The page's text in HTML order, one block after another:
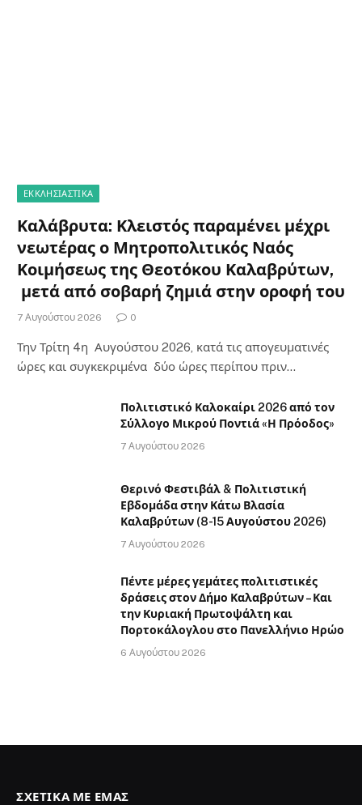
ΕΚΚΛΗΣΙΑΣΤΙΚΑ
Καλάβρυτα: Κλειστός παραμένει μέχρι
νεωτέρας ο Μητροπολιτικός Ναός
Κοιμήσεως της Θεοτόκου Καλαβρύτων,
μετά από σοβαρή ζημιά στην οροφή του
7 Αυγούστου 2026 0
Την Τρίτη 4η Αυγούστου 2026, κατά τις απογευματινές
ώρες και συγκεκριμένα δύο ώρες περίπου πριν…
Πολιτιστικό Καλοκαίρι 2026 από τον
Σύλλογο Μικρού Ποντιά «Η Πρόοδος»
7 Αυγούστου 2026
Θερινό Φεστιβάλ & Πολιτιστική
Εβδομάδα στην Κάτω Βλασία
Καλαβρύτων (8-15 Αυγούστου 2026)
7 Αυγούστου 2026
Πέντε μέρες γεμάτες πολιτιστικές
δράσεις στον Δήμο Καλαβρύτων – Και
την Κυριακή Πρωτοψάλτη και
Πορτοκάλογλου στο Πανελλήνιο Ηρώο
6 Αυγούστου 2026
ΣΧΕΤΙΚΆ ΜΕ ΕΜΆΣ